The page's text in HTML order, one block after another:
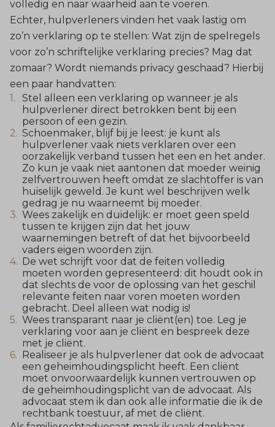
volledig en naar waarheid aan te voeren.
Echter, hulpverleners vinden het vaak lastig om
zo’n verklaring op te stellen: Wat zijn de spelregels
voor zo’n schriftelijke verklaring precies? Mag dat
zomaar? Wordt niemands privacy geschaad? Hierbij
een paar handvatten:
Stel alleen een verklaring op wanneer je als
hulpverlener direct betrokken bent bij een
persoon of een gezin.
Schoenmaker, blijf bij je leest: je kunt als
hulpverlener vaak niets verklaren over een
oorzakelijk verband tussen het een en het ander.
Zo kun je vaak niet aantonen dat moeder weinig
zelfvertrouwen heeft omdat ze slachtoffer is van
huiselijk geweld. Je kunt wel beschrijven welk
gedrag je nu waarneemt bij moeder.
Wees zakelijk en duidelijk: er moet geen speld
tussen te krijgen zijn dat het jouw
waarnemingen betreft of dat het bijvoorbeeld
vaders eigen woorden zijn.
De wet schrijft voor dat de feiten volledig
moeten worden gepresenteerd: dit houdt ook in
dat slechts de voor de oplossing van het geschil
relevante feiten naar voren moeten worden
gebracht. Deel alleen wat nodig is!
Wees transparant naar je cliënt(en) toe. Leg je
verklaring voor aan je cliënt en bespreek deze
met je cliënt.
Realiseer je als hulpverlener dat ook de advocaat
een geheimhoudingsplicht heeft. Een cliënt
moet onvoorwaardelijk kunnen vertrouwen op
de geheimhoudingsplicht van de advocaat. Als
advocaat stem ik dan ook alle informatie die ik de
rechtbank toestuur, af met de cliënt.